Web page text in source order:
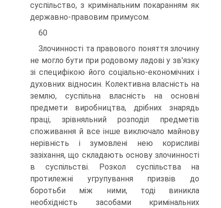
суспільство, з кримінальним покаранням як
державно-правовим примусом.
60
Злочинності та правового поняття злочину
не могло бути при родовому ладові у зв'язку
зі специфікою його соціально-економічних і
духовних відносин. Колективна власність на
землю, суспільна власність на основні
предмети виробництва, дрібних знарядь
праці, зрівняльний розподіл предметів
споживання й все інше виключало майнову
нерівність і зумовлені нею корисливі
зазіхання, що складають основу злочинності
в суспільстві. Розкол суспільства на
протилежні угрупування призвів до
боротьби між ними, тоді виникла
необхідність засобами кримінальних